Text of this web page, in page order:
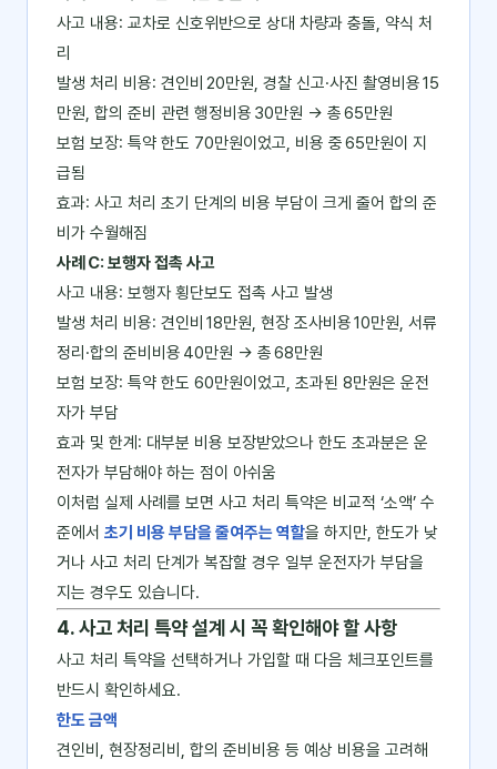
사고 내용: 교차로 신호위반으로 상대 차량과 충돌, 약식 처
리
발생 처리 비용: 견인비 20만원, 경찰 신고·사진 촬영비용 15
만원, 합의 준비 관련 행정비용 30만원 → 총 65만원
보험 보장: 특약 한도 70만원이었고, 비용 중 65만원이 지
급됨
효과: 사고 처리 초기 단계의 비용 부담이 크게 줄어 합의 준
비가 수월해짐
사례 C: 보행자 접촉 사고
사고 내용: 보행자 횡단보도 접촉 사고 발생
발생 처리 비용: 견인비 18만원, 현장 조사비용 10만원, 서류
정리·합의 준비비용 40만원 → 총 68만원
보험 보장: 특약 한도 60만원이었고, 초과된 8만원은 운전
자가 부담
효과 및 한계: 대부분 비용 보장받았으나 한도 초과분은 운
전자가 부담해야 하는 점이 아쉬움
이처럼 실제 사례를 보면 사고 처리 특약은 비교적 ‘소액’ 수
준에서 초기 비용 부담을 줄여주는 역할을 하지만, 한도가 낮
거나 사고 처리 단계가 복잡할 경우 일부 운전자가 부담을
지는 경우도 있습니다.
4. 사고 처리 특약 설계 시 꼭 확인해야 할 사항
사고 처리 특약을 선택하거나 가입할 때 다음 체크포인트를
반드시 확인하세요.
한도 금액
견인비, 현장정리비, 합의 준비비용 등 예상 비용을 고려해